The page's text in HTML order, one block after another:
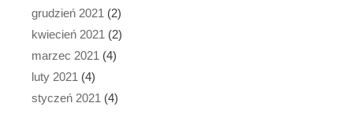
grudzień 2021 (2)
kwiecień 2021 (2)
marzec 2021 (4)
luty 2021 (4)
styczeń 2021 (4)